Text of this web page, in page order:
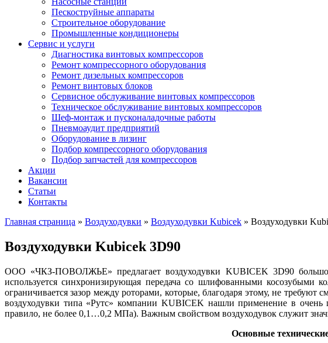
Пескоструйные аппараты
Строительное оборудование
Промышленные кондиционеры
Сервис и услуги
Диагностика винтовых компрессоров
Ремонт компрессорного оборудования
Ремонт дизельных компрессоров
Ремонт винтовых блоков
Сервисное обслуживание винтовых компрессоров
Техническое обслуживание винтовых компрессоров
Шеф-монтаж и пусконаладочные работы
Пневмоаудит предприятий
Оборудование в лизинг
Подбор компрессорного оборудования
Подбор запчастей для компрессоров
Акции
Вакансии
Статьи
Контакты
Главная страница » Воздуходувки » Воздуходувки Kubicek » Воздуходувки
Воздуходувки Kubicek 3D90
ООО «ЧКЗ-ПОВОЛЖЬЕ» предлагает воздуходувки KUBICEK 3D90
используется синхронизирующая передача со шлифованными косозубыми
ограничивается зазор между роторами, которые, благодаря этому, не требуют
воздуходувки типа «Рутс» компании KUBICEK нашли применение в очень
правило, не более 0,1…0,2 МПа). Важным свойством воздуходувок служит
Основные